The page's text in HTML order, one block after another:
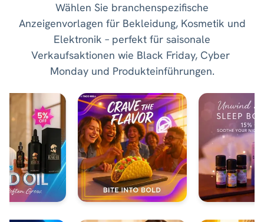
Wählen Sie branchenspezifische
Anzeigenvorlagen für Bekleidung, Kosmetik und
Elektronik – perfekt für saisonale
Verkaufsaktionen wie Black Friday, Cyber ​​
Monday und Produkteinführungen.